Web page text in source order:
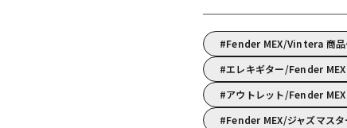
Fender MEX/Vintera 商品
エレキギター/Fender
アウトレット/Fender MEX
Fender MEX/ジャズマス